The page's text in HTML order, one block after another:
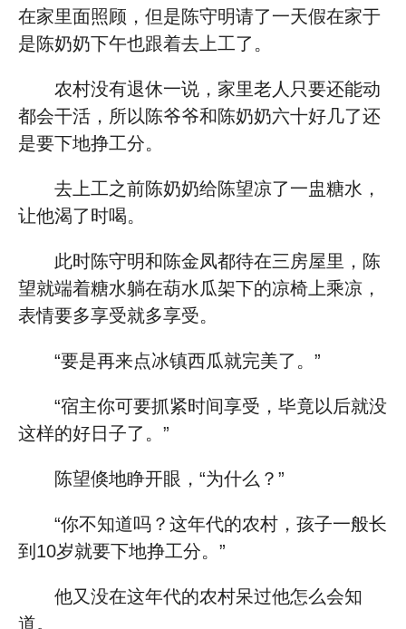
在家里面照顾，但是陈守明请了一天假在家于
是陈奶奶下午也跟着去上工了。
农村没有退休一说，家里老人只要还能动
都会干活，所以陈爷爷和陈奶奶六十好几了还
是要下地挣工分。
去上工之前陈奶奶给陈望凉了一盅糖水，
让他渴了时喝。
此时陈守明和陈金凤都待在三房屋里，陈
望就端着糖水躺在葫水瓜架下的凉椅上乘凉，
表情要多享受就多享受。
“要是再来点冰镇西瓜就完美了。”
“宿主你可要抓紧时间享受，毕竟以后就没
这样的好日子了。”
陈望倏地睁开眼，“为什么？”
“你不知道吗？这年代的农村，孩子一般长
到10岁就要下地挣工分。”
他又没在这年代的农村呆过他怎么会知
道。